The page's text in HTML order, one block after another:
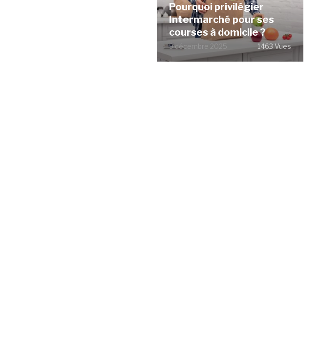
Pourquoi privilégier
Intermarché pour ses
courses à domicile ?
9 décembre 2025 1463 Vues